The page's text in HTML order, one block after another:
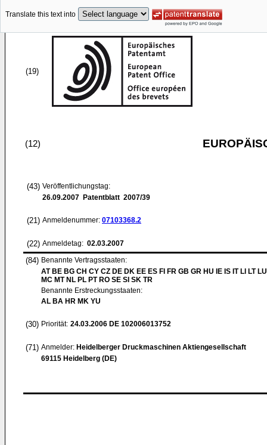
Translate this text into
(19)
(12)
(43) Veröffentlichungstag:
26.09.2007 Patentblatt 2007/39
(21) Anmeldenummer: 07103368.2
(22) Anmeldetag: 02.03.2007
(84) Benannte Vertragsstaaten:
AT BE BG CH CY CZ DE DK EE ES FI FR GB GR HU IE IS IT LI LT
MC MT NL PL PT RO SE SI SK TR
Benannte Erstreckungsstaaten:
AL BA HR MK YU
(30) Priorität: 24.03.2006 DE 102006013752
(71) Anmelder: Heidelberger Druckmaschinen Aktiengesellschaft
69115 Heidelberg (DE)